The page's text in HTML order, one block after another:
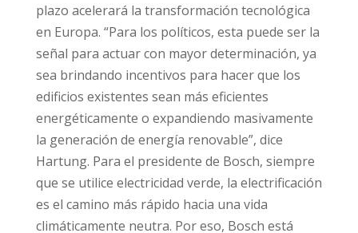
plazo acelerará la transformación tecnológica
en Europa. “Para los políticos, esta puede ser la
señal para actuar con mayor determinación, ya
sea brindando incentivos para hacer que los
edificios existentes sean más eficientes
energéticamente o expandiendo masivamente
la generación de energía renovable”, dice
Hartung. Para el presidente de Bosch, siempre
que se utilice electricidad verde, la electrificación
es el camino más rápido hacia una vida
climáticamente neutra. Por eso, Bosch está